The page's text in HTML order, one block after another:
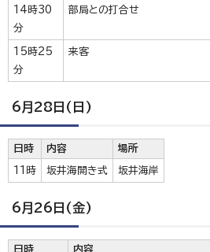
14時30
分
部局との打合せ
15時25
分
来客
6月28日(日)
日時 内容 場所
11時 坂井海開き式 坂井海岸
6月26日(金)
日時 内容